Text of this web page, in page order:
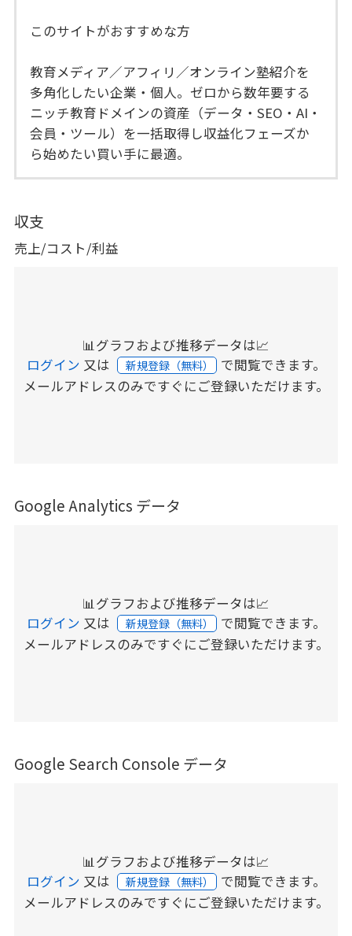
このサイトがおすすめな方
教育メディア／アフィリ／オンライン塾紹介を
多角化したい企業・個人。ゼロから数年要する
ニッチ教育ドメインの資産（データ・SEO・AI・
会員・ツール）を一括取得し収益化フェーズか
ら始めたい買い手に最適。
収支
売上/コスト/利益
📊グラフおよび推移データは📈
ログイン 又は 新規登録（無料） で閲覧できます。
メールアドレスのみですぐにご登録いただけます。
Google Analytics データ
📊グラフおよび推移データは📈
ログイン 又は 新規登録（無料） で閲覧できます。
メールアドレスのみですぐにご登録いただけます。
Google Search Console データ
📊グラフおよび推移データは📈
ログイン 又は 新規登録（無料） で閲覧できます。
メールアドレスのみですぐにご登録いただけます。